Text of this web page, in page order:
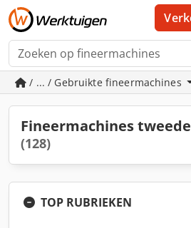
/ ... / Gebruikte fineermachines
Fineermachines
(128)
TOP RUBRIEKEN